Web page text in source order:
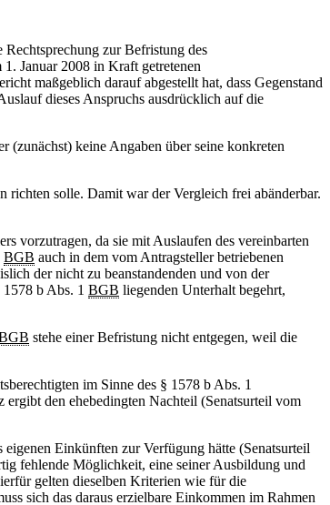
Rechtsprechung zur Befristung des
Januar 2008 in Kraft getretenen
maßgeblich darauf abgestellt hat, dass Gegenstand
dieses Anspruchs ausdrücklich auf die
(zunächst) keine Angaben über seine konkreten
richten solle. Damit war der Vergleich frei abänderbar.
vorzutragen, da sie mit Auslaufen des vereinbarten
BGB auch in dem vom Antragsteller betriebenen
der nicht zu beanstandenden und von der
1578 b Abs. 1 BGB liegenden Unterhalt begehrt,
stehe einer Befristung nicht entgegen, weil die
im Sinne des § 1578 b Abs. 1
den ehebedingten Nachteil (Senatsurteil vom
eigenen Einkünften zur Verfügung hätte (Senatsurteil
fehlende Möglichkeit, eine seiner Ausbildung und
gelten dieselben Kriterien wie für die
sich das daraus erzielbare Einkommen im Rahmen